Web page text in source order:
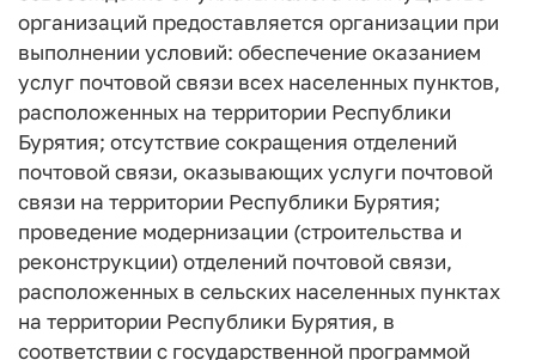
организаций предоставляется организации при
выполнении условий: обеспечение оказанием
услуг почтовой связи всех населенных пунктов,
расположенных на территории Республики
Бурятия; отсутствие сокращения отделений
почтовой связи, оказывающих услуги почтовой
связи на территории Республики Бурятия;
проведение модернизации (строительства и
реконструкции) отделений почтовой связи,
расположенных в сельских населенных пунктах
на территории Республики Бурятия, в
соответствии с государственной программой